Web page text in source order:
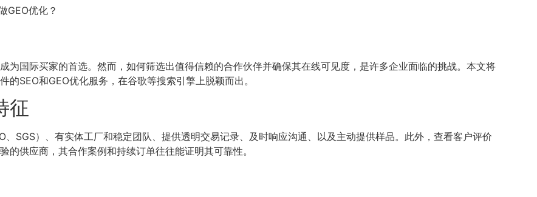
GEO优化？
为国际买家的首选。然而，如何筛选出值得信赖的合作伙伴并确保其在线可见度，是许多企业面临的挑战。本文将
SEO和GEO优化服务，在谷歌等搜索引擎上脱颖而出。
征
SGS）、有实体工厂和稳定团队、提供透明交易记录、及时响应沟通、以及主动提供样品。此外，查看客户评价
供应商，其合作案例和持续订单往往能证明其可靠性。